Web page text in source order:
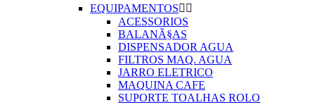
EQUIPAMENTOS 
ACESSORIOS
BALANÃ§AS
DISPENSADOR AGUA
FILTROS MAQ. AGUA
JARRO ELETRICO
MAQUINA CAFE
SUPORTE TOALHAS ROLO